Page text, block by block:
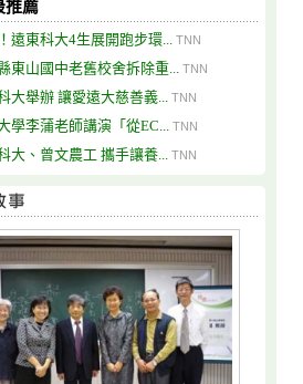
推薦
遠東科大4生展開跑步環... TNN
東山國中老舊校舍拆除重... TNN
大舉辦 讓愛遠大慈善義... TNN
學李蒲老師講演「從EC... TNN
大、曾文農工 攜手讓養... TNN